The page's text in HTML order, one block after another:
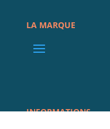
LA MARQUE
INFORMATIONS